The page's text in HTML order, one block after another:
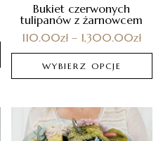
Bukiet czerwonych
tulipanów z żarnowcem
110.00zł – 1,300.00zł
WYBIERZ OPCJE